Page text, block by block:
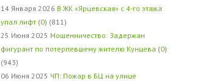
14 Января 2026 В ЖК «Ярцевская» с 4-го этажа
упал лифт (0) (811)
25 Июня 2025 Мошенничество: Задержан
фигурант по потерпевшему жителю Кунцева (0)
(943)
06 Июня 2025 ЧП: Пожар в БЦ на улице